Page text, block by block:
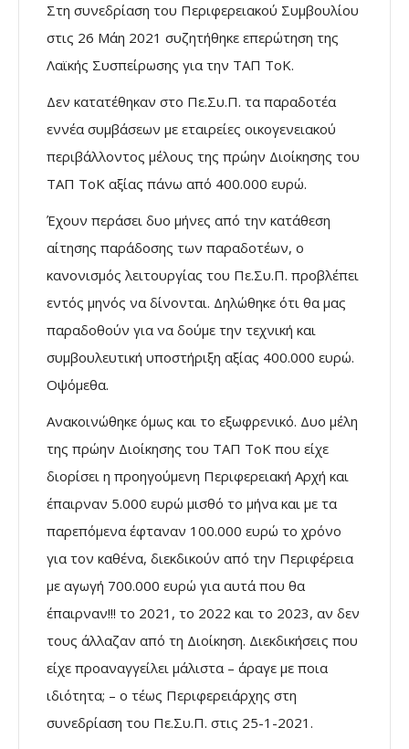
Στη συνεδρίαση του Περιφερειακού Συμβουλίου
στις 26 Μάη 2021 συζητήθηκε επερώτηση της
Λαϊκής Συσπείρωσης για την ΤΑΠ ΤοΚ.
Δεν κατατέθηκαν στο Πε.Συ.Π. τα παραδοτέα
εννέα συμβάσεων με εταιρείες οικογενειακού
περιβάλλοντος μέλους της πρώην Διοίκησης του
ΤΑΠ ΤοΚ αξίας πάνω από 400.000 ευρώ.
Έχουν περάσει δυο μήνες από την κατάθεση
αίτησης παράδοσης των παραδοτέων, ο
κανονισμός λειτουργίας του Πε.Συ.Π. προβλέπει
εντός μηνός να δίνονται. Δηλώθηκε ότι θα μας
παραδοθούν για να δούμε την τεχνική και
συμβουλευτική υποστήριξη αξίας 400.000 ευρώ.
Οψόμεθα.
Ανακοινώθηκε όμως και το εξωφρενικό. Δυο μέλη
της πρώην Διοίκησης του ΤΑΠ ΤοΚ που είχε
διορίσει η προηγούμενη Περιφερειακή Αρχή και
έπαιρναν 5.000 ευρώ μισθό το μήνα και με τα
παρεπόμενα έφταναν 100.000 ευρώ το χρόνο
για τον καθένα, διεκδικούν από την Περιφέρεια
με αγωγή 700.000 ευρώ για αυτά που θα
έπαιρναν!!! το 2021, το 2022 και το 2023, αν δεν
τους άλλαζαν από τη Διοίκηση. Διεκδικήσεις που
είχε προαναγγείλει μάλιστα – άραγε με ποια
ιδιότητα; – ο τέως Περιφερειάρχης στη
συνεδρίαση του Πε.Συ.Π. στις 25-1-2021.